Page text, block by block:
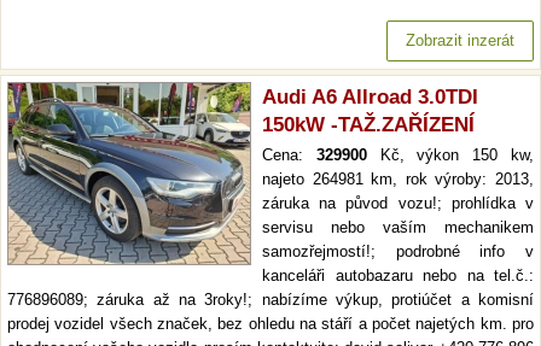
Zobrazit inzerát
Audi A6 Allroad 3.0TDI
150kW -TAŽ.ZAŘÍZENÍ
Cena: 329900Kč, výkon 150 kw,
najeto 264981 km, rok výroby: 2013,
záruka na původ vozu!; prohlídka v
servisu nebo vaším mechanikem
samozřejmostí!; podrobné info v
kanceláři autobazaru nebo na tel.č.:
776896089; záruka až na 3roky!; nabízíme výkup, protiúčet a komisní
prodej vozidel všech značek, bez ohledu na stáří a počet najetých km. pro